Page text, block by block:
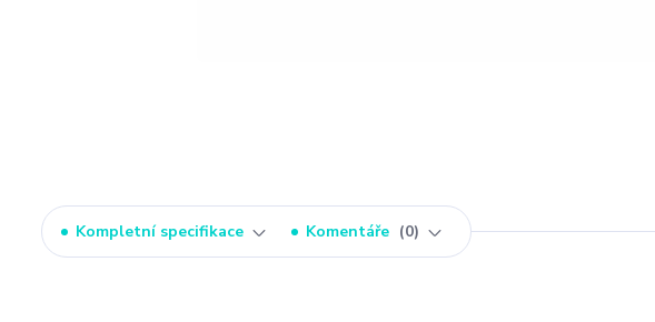
Kompletní specifikace Komentáře 0